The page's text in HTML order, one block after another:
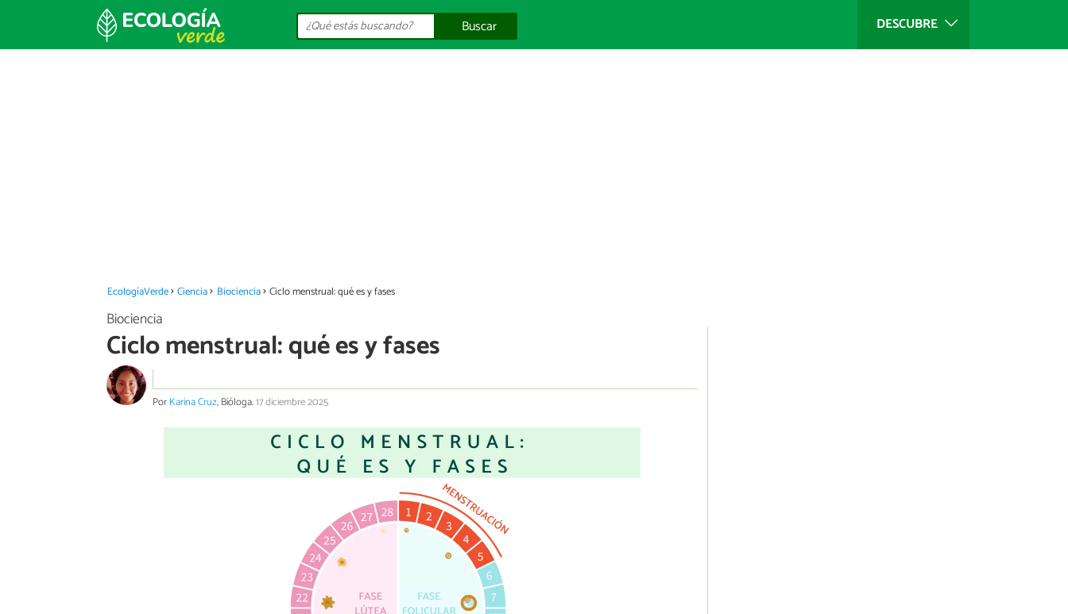
DESCUBRE
Buscar
EcologíaVerde Ciencia Biociencia Ciclo menstrual: qué es y fases
Biociencia
Ciclo menstrual: qué es y fases
PorKarina Cruz, Bióloga.17 diciembre 2025